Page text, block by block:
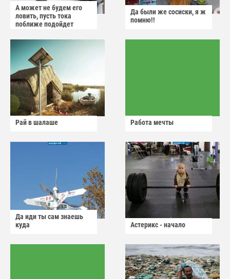
А может не будем его
ловить, пусть тока
поближе подойдет
Да были же сосиски, я ж
помню!!
Рай в шалаше Работа мечты
Да иди ты сам знаешь
куда
Астерикс - начало